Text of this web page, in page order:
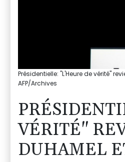
Présidentielle: "L'Heure de vérité"
AFP/Archives
VÉRITÉ"
DUHAMEL